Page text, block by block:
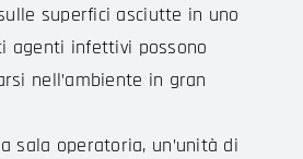
superfici asciutte in uno
agenti infettivi possono
nell’ambiente in gran
sala operatoria, un’unità di